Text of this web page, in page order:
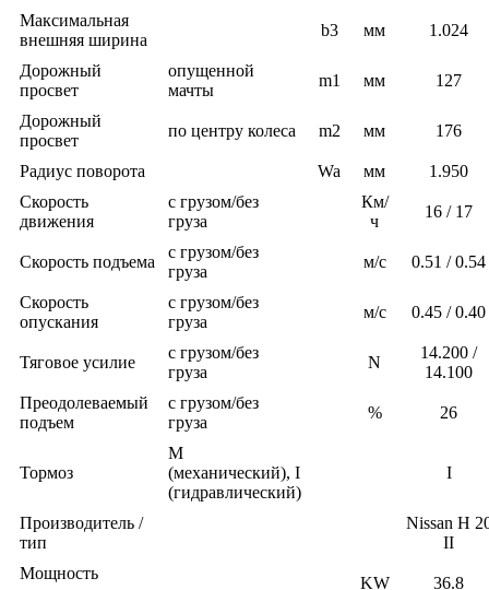
Максимальная
внешняя ширина
b3 мм 1.024
Дорожный
просвет
опущенной
мачты
m1 мм 127
Дорожный
просвет
по центру колеса m2 мм 176
Радиус поворота Wa мм
1.950
Скорость
движения
с грузом/без
груза
Км/
ч
16 / 17
Скорость подъема
с грузом/без
груза
м/с 0.51 / 0.54
Скорость
опускания
с грузом/без
груза
м/с 0.45 / 0.40
Тяговое усилие
с грузом/без
груза
N
14.200 /
14.100
Преодолеваемый
подъем
с грузом/без
груза
% 26
Тормоз
M
(механический), I
(гидравлический)
I
Производитель /
тип
Nissan H
II
Мощность
KW 36.8